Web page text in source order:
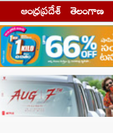
ఆంధ్రప్రదేశ్ తెలంగాణ